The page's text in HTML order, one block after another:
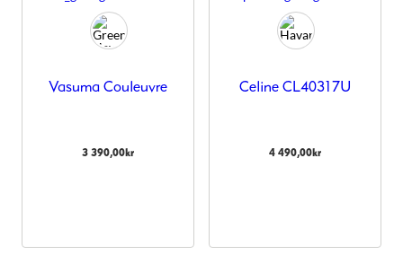
Vasuma Couleuvre
3 390,00kr
Celine CL40317U
4 490,00kr